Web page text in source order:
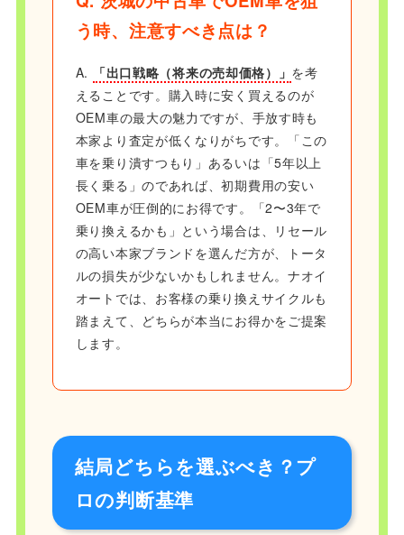
う時、注意すべき点は？
A. 「出口戦略（将来の売却価格）」 を考
えることです。購入時に安く買えるのが
OEM車の最大の魅力ですが、手放す時も
本家より査定が低くなりがちです。「この
車を乗り潰すつもり」あるいは「5年以上
長く乗る」のであれば、初期費用の安い
OEM車が圧倒的にお得です。「2〜3年で
乗り換えるかも」という場合は、リセール
の高い本家ブランドを選んだ方が、トータ
ルの損失が少ないかもしれません。ナオイ
オートでは、お客様の乗り換えサイクルも
踏まえて、どちらが本当にお得かをご提案
します。
結局どちらを選ぶべき？プ
ロの判断基準